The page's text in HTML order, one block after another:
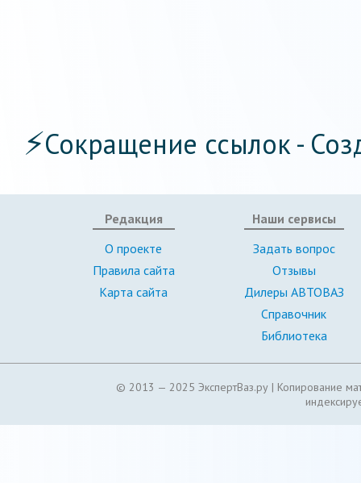
⚡Сокращение ссылок -
Редакция
О проекте
Правила сайта
Карта сайта
Наши сервисы
Задать вопрос
Отзывы
Дилеры АВТОВАЗ
Справочник
Библиотека
© 2013 — 2025 ЭкспертВаз.ру | Копирование